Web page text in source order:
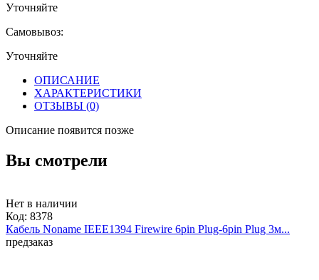
Уточняйте
Самовывоз:
Уточняйте
ОПИСАНИЕ
ХАРАКТЕРИСТИКИ
ОТЗЫВЫ (0)
Описание появится позже
Вы смотрели
Нет в наличии
Код: 8378
Кабель Noname IEEE1394 Firewire 6pin Plug-6pin Plug 3м...
предзаказ